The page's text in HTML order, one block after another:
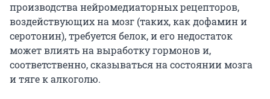
производства нейромедиаторных рецепторов,
воздействующих на мозг (таких, как дофамин и
серотонин), требуется белок, и его недостаток
может влиять на выработку гормонов и,
соответственно, сказываться на состоянии мозга
и тяге к алкоголю.